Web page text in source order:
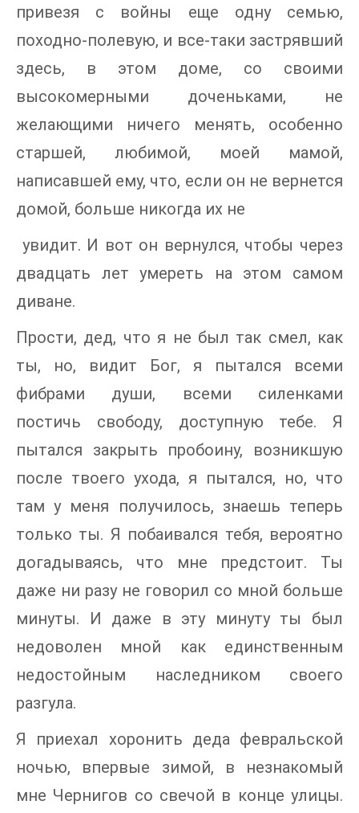
привезя с войны еще одну семью,
походно-полевую, и все-таки застрявший
здесь, в этом доме, со своими
высокомерными доченьками, не
желающими ничего менять, особенно
старшей, любимой, моей мамой,
написавшей ему, что, если он не вернется
домой, больше никогда их не
увидит. И вот он вернулся, чтобы через
двадцать лет умереть на этом самом
диване.
Прости, дед, что я не был так смел, как
ты, но, видит Бог, я пытался всеми
фибрами души, всеми силенками
постичь свободу, доступную тебе. Я
пытался закрыть пробоину, возникшую
после твоего ухода, я пытался, но, что
там у меня получилось, знаешь теперь
только ты. Я побаивался тебя, вероятно
догадываясь, что мне предстоит. Ты
даже ни разу не говорил со мной больше
минуты. И даже в эту минуту ты был
недоволен мной как единственным
недостойным наследником своего
разгула.
Я приехал хоронить деда февральской
ночью, впервые зимой, в незнакомый
мне Чернигов со свечой в конце улицы.